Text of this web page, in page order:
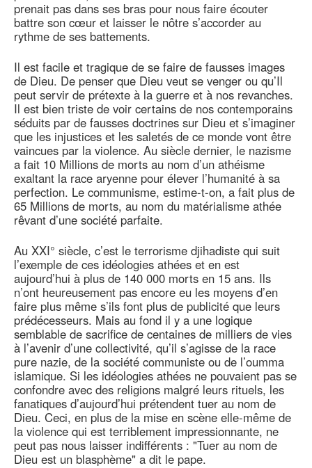
prenait pas dans ses bras pour nous faire écouter
battre son cœur et laisser le nôtre s’accorder au
rythme de ses battements.
Il est facile et tragique de se faire de fausses images
de Dieu. De penser que Dieu veut se venger ou qu’Il
peut servir de prétexte à la guerre et à nos revanches.
Il est bien triste de voir certains de nos contemporains
séduits par de fausses doctrines sur Dieu et s’imaginer
que les injustices et les saletés de ce monde vont être
vaincues par la violence. Au siècle dernier, le nazisme
a fait 10 Millions de morts au nom d’un athéisme
exaltant la race aryenne pour élever l’humanité à sa
perfection. Le communisme, estime-t-on, a fait plus de
65 Millions de morts, au nom du matérialisme athée
rêvant d’une société parfaite.
Au XXI° siècle, c’est le terrorisme djihadiste qui suit
l’exemple de ces idéologies athées et en est
aujourd’hui à plus de 140 000 morts en 15 ans. Ils
n’ont heureusement pas encore eu les moyens d’en
faire plus même s’ils font plus de publicité que leurs
prédécesseurs. Mais au fond il y a une logique
semblable de sacrifice de centaines de milliers de vies
à l’avenir d’une collectivité, qu’il s’agisse de la race
pure nazie, de la société communiste ou de l’oumma
islamique. Si les idéologies athées ne pouvaient pas se
confondre avec des religions malgré leurs rituels, les
fanatiques d’aujourd’hui prétendent tuer au nom de
Dieu. Ceci, en plus de la mise en scène elle-même de
la violence qui est terriblement impressionnante, ne
peut pas nous laisser indifférents : "Tuer au nom de
Dieu est un blasphème" a dit le pape.